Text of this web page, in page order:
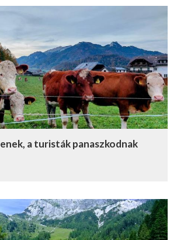
a turisták panaszkodnak